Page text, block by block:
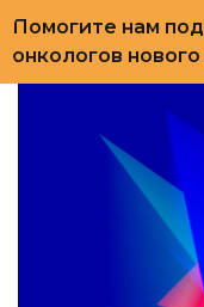
Помогите нам
онкологов